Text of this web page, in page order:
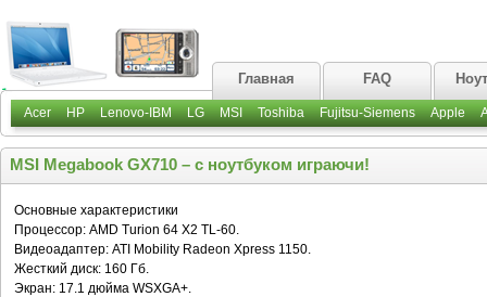
Главная FAQ
Acer HP Lenovo-IBM LG MSI Toshiba Fujitsu-Siemens Apple
MSI Megabook GX710 – с ноутбуком играючи!
Основные характеристики
Процессор: AMD Turion 64 X2 TL-60.
Видеоадаптер: ATI Mobility Radeon Xpress 1150.
Жесткий диск: 160 Гб.
Экран: 17.1 дюйма WSXGA+.